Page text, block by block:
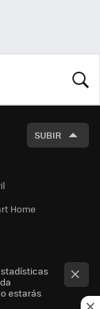
SUBIR
Home
estarás